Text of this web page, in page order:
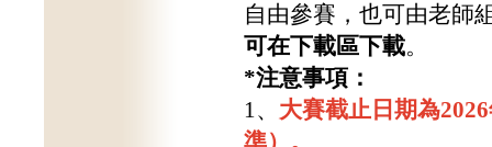
自由參賽，也可由老師
可在下載區下載。
*注意事項：
1、 大賽截止日期為
準）。